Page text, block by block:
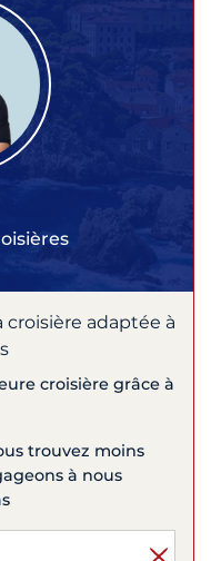
croisière adaptée à
croisière grâce à
trouvez moins
à nous